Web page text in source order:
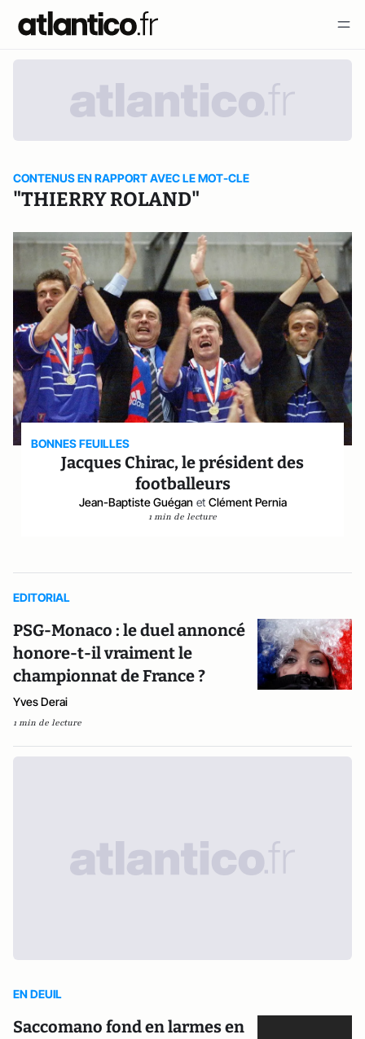
CONTENUS EN RAPPORT AVEC LE MOT-CLE
"THIERRY ROLAND"
BONNES FEUILLES
Jacques Chirac, le président des
footballeurs
Jean-Baptiste Guégan et Clément Pernia
1 min de lecture
EDITORIAL
PSG-Monaco : le duel annoncé
honore-t-il vraiment le
championnat de France ?
Yves Derai
1 min de lecture
EN DEUIL
Saccomano fond en larmes en